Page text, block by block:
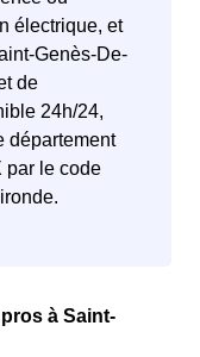
électrique, et
Genès-De-
de
24h/24,
département
par le code
à Saint-